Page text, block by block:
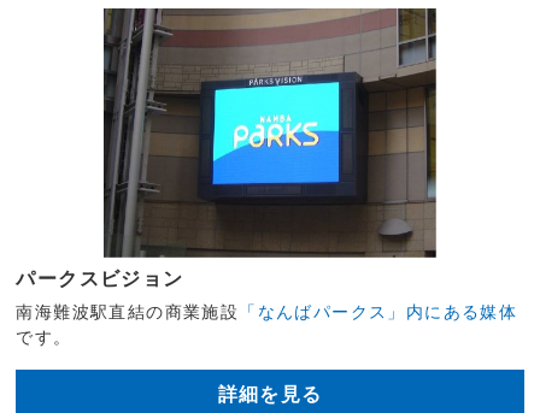
パークスビジョン
南海難波駅直結の商業施設
「なんばパークス」内にある媒体
です。
詳細を見る